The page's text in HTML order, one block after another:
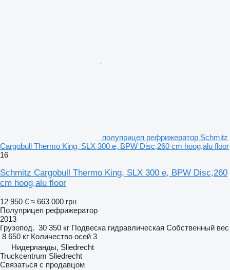
полуприцеп рефрижератор Schmitz
Cargobull Thermo King, SLX 300 e, BPW Disc,260 cm hoog,alu floor
16
Schmitz Cargobull Thermo King, SLX 300 e, BPW Disc,260
cm hoog,alu floor
12 950 € ≈ 663 000 грн
Полуприцеп рефрижератор
2013
Грузопод. 30 350 кг Подвеска гидравлическая Собственный вес
8 650 кг Количество осей 3
Нидерланды, Sliedrecht
Truckcentrum Sliedrecht
Связаться с продавцом